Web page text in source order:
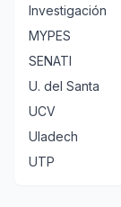
Investigación
MYPES
SENATI
U. del Santa
UCV
Uladech
UTP